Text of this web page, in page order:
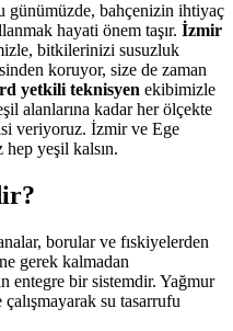
günümüzde, bahçenizin ihtiyaç
hayati önem taşır. İzmir
bitkilerinizi susuzluk
koruyor, size de zaman
yetkili teknisyen ekibimizle
alanlarına kadar her ölçekte
veriyoruz. İzmir ve Ege
hep yeşil kalsın.
borular ve fıskiyelerden
gerek kalmadan
entegre bir sistemdir. Yağmur
su tasarrufu